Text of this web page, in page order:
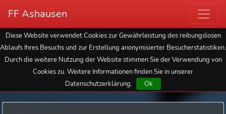
FF Ashausen
Diese Website verwendet Cookies zur Gewährleistung des reibungslosen
Ablaufs Ihres Besuchs und zur Erstellung anonymisierter Besucherstatistiken.
Durch die weitere Nutzung der Website stimmen Sie der Verwendung von
Cookies zu. Weitere Informationen finden Sie in unserer
Datenschutzerklärung.
Ok